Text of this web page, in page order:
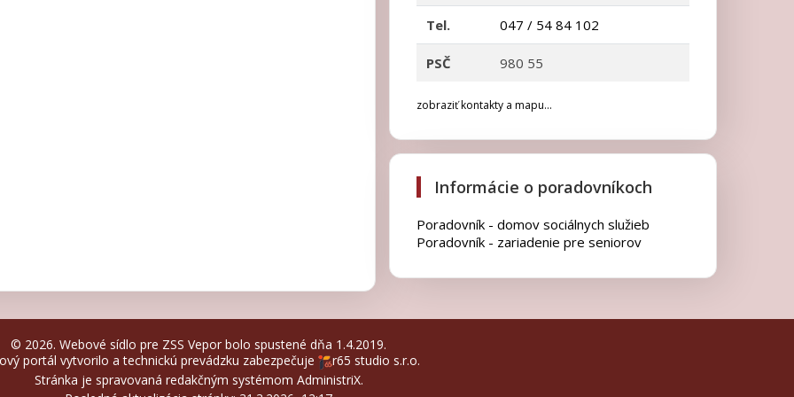
Tel. 047 / 54 84 102
PSČ 980 55
zobraziť kontakty a mapu...
Informácie o poradovníkoch
Poradovník - domov sociálnych služieb
Poradovník - zariadenie pre seniorov
© 2026. Webové sídlo pre ZSS Vepor bolo spustené dňa 1.4.2019.
portál vytvorilo a technickú prevádzku zabezpečuje
r65 studio s.r.o.
Stránka je spravovaná redakčným systémom AdministriX.